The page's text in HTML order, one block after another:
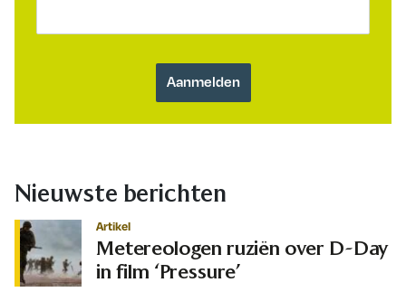
Nieuwste berichten
Artikel
Metereologen ruziën over D-Day
in film ‘Pressure’